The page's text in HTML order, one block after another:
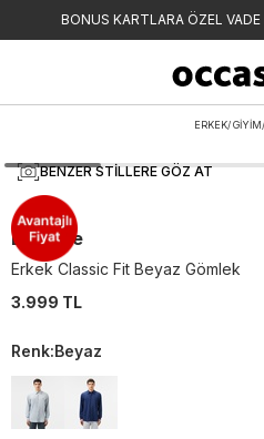
BONUS KARTLARA ÖZEL
ERKEK/ GİYİM/
BENZER STILLERE GÖZ AT
Lacoste
Erkek Classic Fit Beyaz Gömlek
3.999 TL
Renk:Beyaz